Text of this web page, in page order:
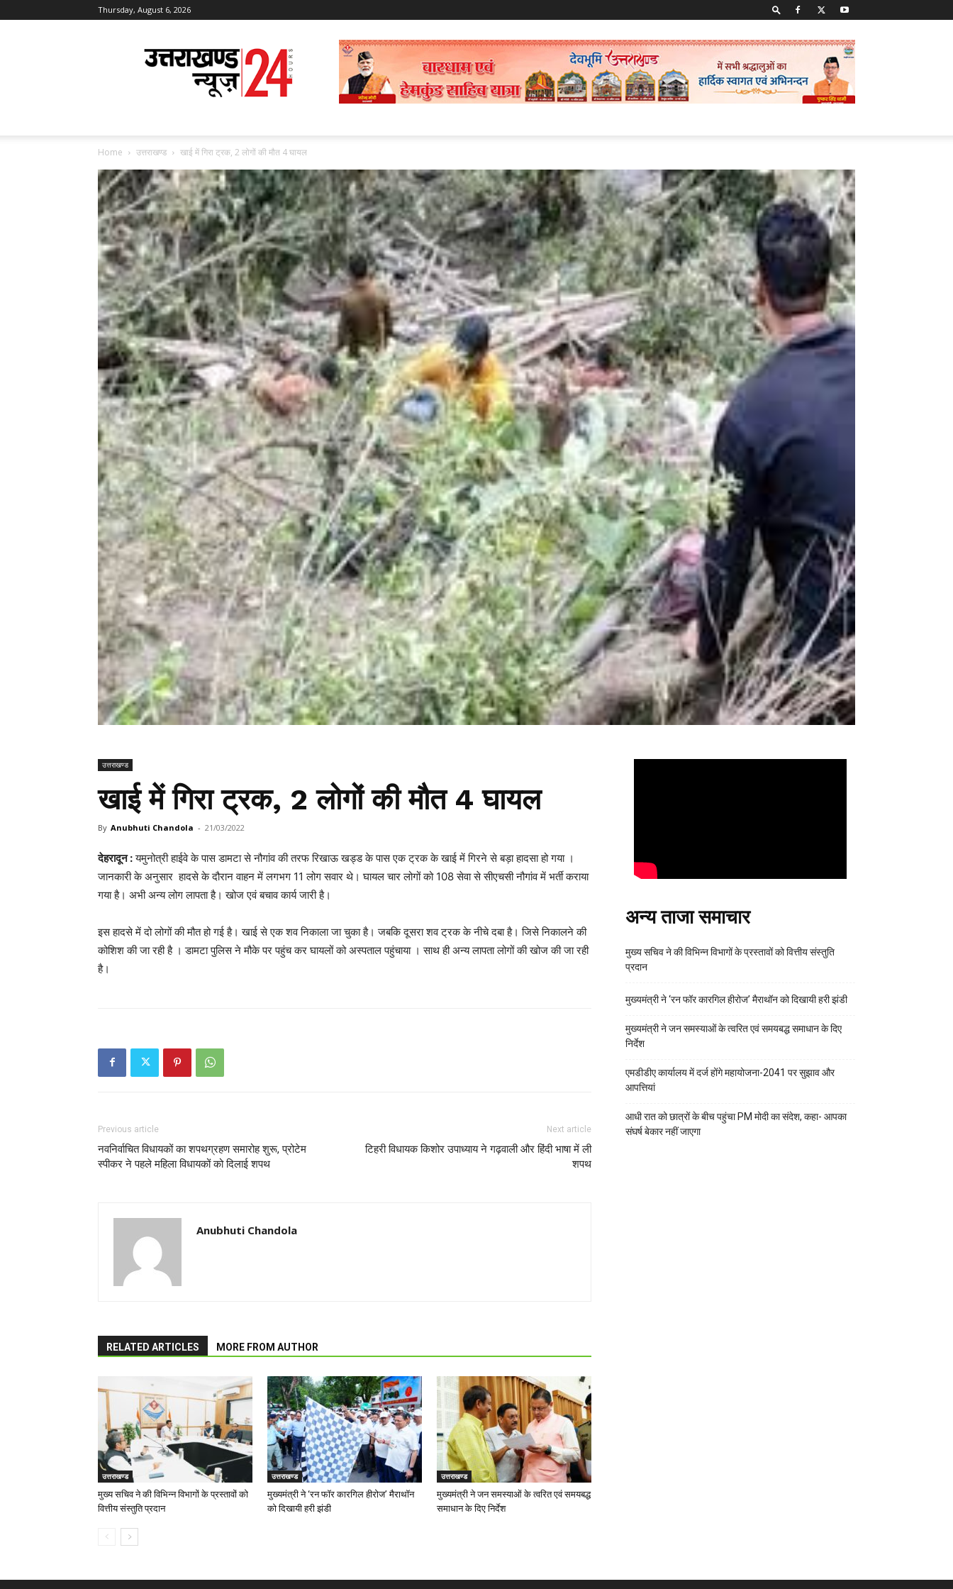
Thursday, August 6, 2026
Uttarakhand
News
24
Home उत्तराखण्ड खाई में गिरा ट्रक, 2 लोगों की मौत 4 घायल
उत्तराखण्ड
खाई में गिरा ट्रक, 2 लोगों की मौत 4 घायल
By Anubhuti Chandola - 21/03/2022
देहरादून :यमुनोत्री हाईवे के पास डामटा से नौगांव की तरफ रिखाऊ खड्ड के पास एक ट्रक के खाई में गिरने से बड़ा हादसा हो गया ।
जानकारी के अनुसार हादसे के दौरान वाहन में लगभग 11 लोग सवार थे। घायल चार लोगों को 108 सेवा से सीएचसी नौगांव में भर्ती कराया
गया है। अभी अन्य लोग लापता है। खोज एवं बचाव कार्य जारी है।
इस हादसे में दो लोगों की मौत हो गई है। खाई से एक शव निकाला जा चुका है। जबकि दूसरा शव ट्रक के नीचे दबा है। जिसे निकालने की
कोशिश की जा रही है । डामटा पुलिस ने मौके पर पहुंच कर घायलों को अस्पताल पहुंचाया । साथ ही अन्य लापता लोगों की खोज की जा रही
है।
Previous article
नवनिर्वाचित विधायकों का शपथग्रहण समारोह शुरू, प्रोटेम
स्पीकर ने पहले महिला विधायकों को दिलाई शपथ
Next article
टिहरी विधायक किशोर उपाध्याय ने गढ़वाली और हिंदी भाषा में ली
शपथ
Anubhuti Chandola
RELATED ARTICLES MORE FROM AUTHOR
उत्तराखण्ड
मुख्य सचिव ने की विभिन्न विभागों के प्रस्तावों को
वित्तीय संस्तुति प्रदान
उत्तराखण्ड
मुख्यमंत्री ने ‘रन फॉर कारगिल हीरोज’ मैराथॉन
को दिखायी हरी झंडी
उत्तराखण्ड
मुख्यमंत्री ने जन समस्याओं के त्वरित एवं समयबद्ध
समाधान के दिए निर्देश
अन्य ताजा समाचार
मुख्य सचिव ने की विभिन्न विभागों के प्रस्तावों को वित्तीय संस्तुति
प्रदान
मुख्यमंत्री ने ‘रन फॉर कारगिल हीरोज’ मैराथॉन को दिखायी हरी झंडी
मुख्यमंत्री ने जन समस्याओं के त्वरित एवं समयबद्ध समाधान के दिए
निर्देश
एमडीडीए कार्यालय में दर्ज होंगे महायोजना-2041 पर सुझाव और
आपत्तियां
आधी रात को छात्रों के बीच पहुंचा PM मोदी का संदेश, कहा- आपका
संघर्ष बेकार नहीं जाएगा